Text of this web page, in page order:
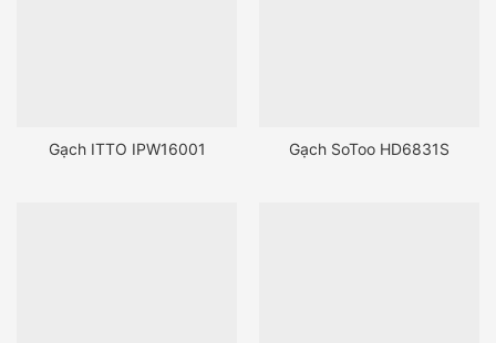
Gạch ITTO IPW16001 Gạch SoToo HD6831S